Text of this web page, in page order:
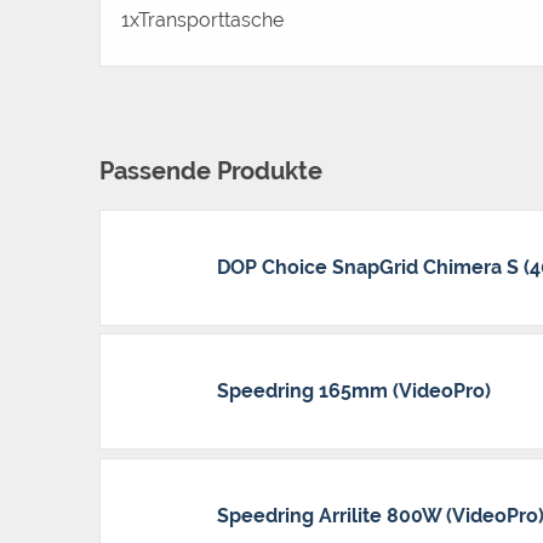
1xTransporttasche
Passende Produkte
DOP Choice SnapGrid Chimera S
Speedring 165mm (VideoPro)
Speedring Arrilite 800W (VideoPro)